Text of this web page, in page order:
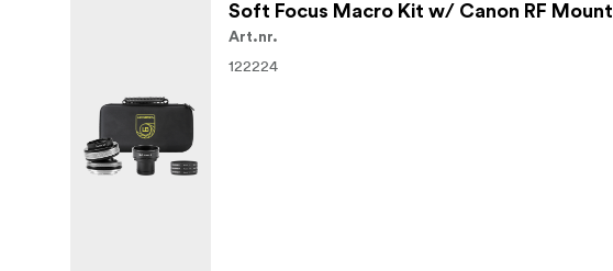
Soft Focus Macro Kit w/ Canon RF Mount
Art.nr.
122224